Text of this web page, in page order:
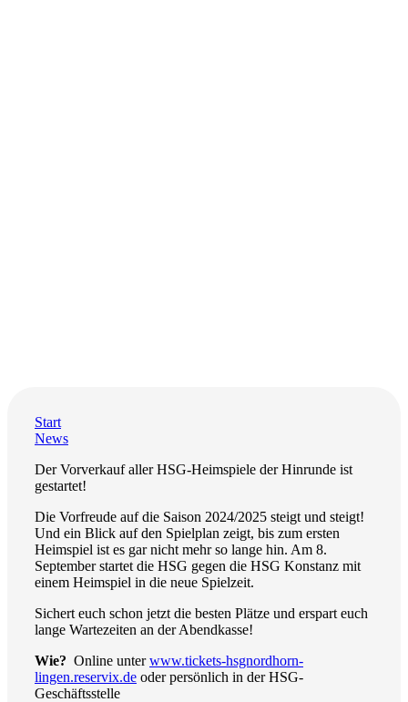
Start
News
Der Vorverkauf aller HSG-Heimspiele der Hinrunde ist
gestartet!
Die Vorfreude auf die Saison 2024/2025 steigt und steigt!
Und ein Blick auf den Spielplan zeigt, bis zum ersten
Heimspiel ist es gar nicht mehr so lange hin. Am 8.
September startet die HSG gegen die HSG Konstanz mit
einem Heimspiel in die neue Spielzeit.
Sichert euch schon jetzt die besten Plätze und erspart euch
lange Wartezeiten an der Abendkasse!
Wie? Online unterwww.tickets-hsgnordhorn-
lingen.reservix.de oder persönlich in der HSG-
Geschäftsstelle